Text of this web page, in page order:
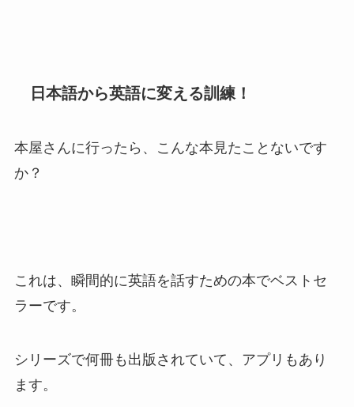
日本語から英語に変える訓練！
本屋さんに行ったら、こんな本見たことないです
か？
これは、瞬間的に英語を話すための本でベストセ
ラーです。
シリーズで何冊も出版されていて、アプリもあり
ます。